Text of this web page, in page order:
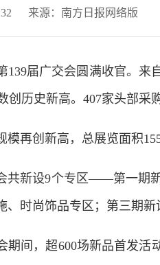
来源：南方日报网络版
届广交会圆满收官。来自
创历史新高。407家头部采
创新高，总展览面积155
新设9个专区——第一期新
、时尚饰品专区；第三期
，超600场新品首发活动